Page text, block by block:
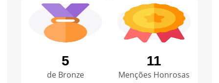
5
de Bronze
11
Menções Honrosas